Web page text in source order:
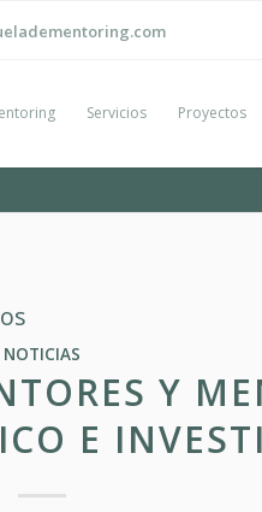
Servicios Proyectos
NOTICIAS
Y
E